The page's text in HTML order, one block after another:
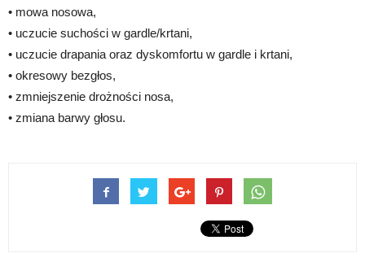
• mowa nosowa,
• uczucie suchości w gardle/krtani,
• uczucie drapania oraz dyskomfortu w gardle i krtani,
• okresowy bezgłos,
• zmniejszenie drożności nosa,
• zmiana barwy głosu.